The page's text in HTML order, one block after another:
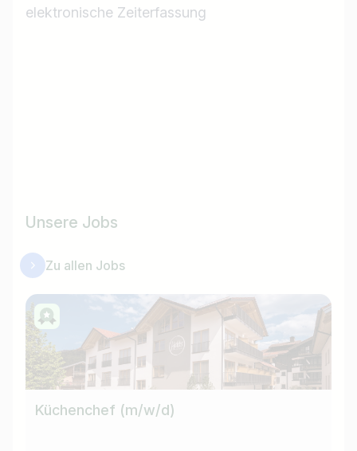
elektronische Zeiterfassung
Unsere Jobs
Zu allen Jobs
Küchenchef (m/w/d)